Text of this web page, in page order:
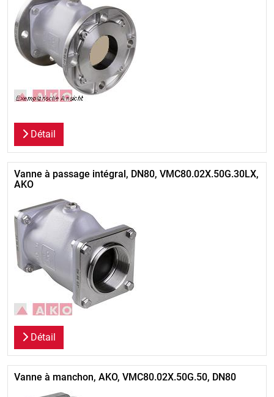
Détail
Vanne à passage intégral, DN80, VMC80.02X.50G.30LX,
AKO
Détail
Vanne à manchon, AKO, VMC80.02X.50G.50, DN80